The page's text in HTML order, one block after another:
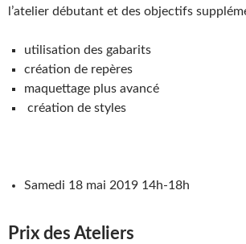
l’atelier débutant et des objectifs
utilisation des gabarits
création de repères
maquettage plus avancé
création de styles
Samedi 18 mai 2019 14h-18h
Prix des Ateliers